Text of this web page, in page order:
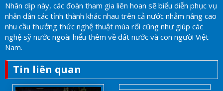
Nhân dịp này, các đoàn tham gia liên hoan sẽ biểu diễn phục vụ
nhân dân các tỉnh thành khác nhau trên cả nước nhằm nâng cao
nhu cầu thưởng thức nghệ thuật múa rối cũng như giúp các
nghệ sỹ nước ngoài hiểu thêm về đất nước và con người Việt
Nam.
Tin liên quan